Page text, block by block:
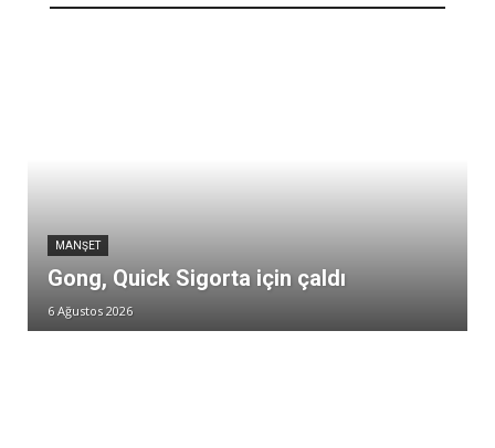
MANŞET
Gong, Quick Sigorta için çaldı
6 Ağustos 2026